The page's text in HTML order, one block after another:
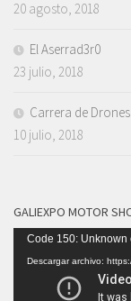
20 agosto, 2018
El Aserrad3r0
23 julio, 2018
Carrera de
10 julio, 2018
GALIEXPO MOTOR
Reproductor
Code 150: Unknown
Descargar archivo: